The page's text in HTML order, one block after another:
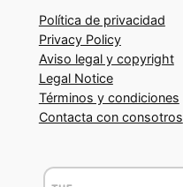
Política de privacidad
Privacy Policy
Aviso legal y copyright
Legal Notice
Términos y condiciones
Contacta con consotros